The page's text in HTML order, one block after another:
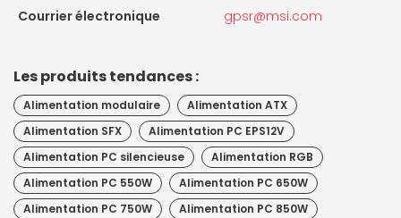
Courrier électronique gpsr@msi.com
Les produits tendances :
Alimentation modulaire
Alimentation ATX
Alimentation SFX
Alimentation PC EPS12V
Alimentation PC silencieuse
Alimentation RGB
Alimentation PC 550W
Alimentation PC 650W
Alimentation PC 750W
Alimentation PC 850W